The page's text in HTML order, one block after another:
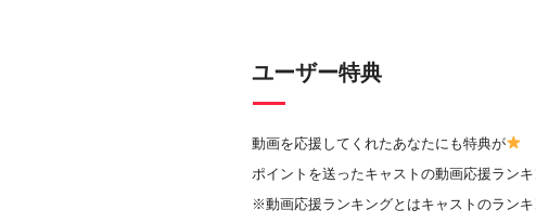
ユーザー特典
動画を応援してくれたあなたにも特典が
ポイントを送ったキャストの動画応援ラン
※動画応援ランキングとはキャストのラン